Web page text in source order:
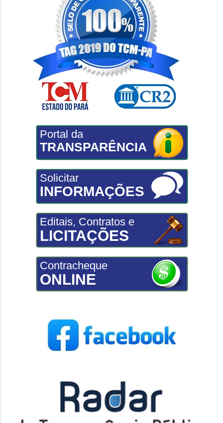
Portal da
TRANSPARÊNCIA
Solicitar
INFORMAÇÕES
Editais, Contratos e
LICITAÇÕES
Contracheque
ONLINE